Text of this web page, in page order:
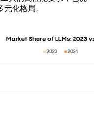
化格局。